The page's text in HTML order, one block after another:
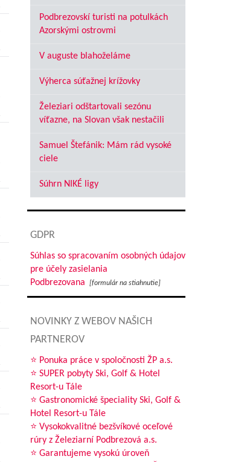
Podbrezovskí turisti na potulkách
Azorskými ostrovmi
V auguste blahoželáme
Výherca súťažnej krížovky
Železiari odštartovali sezónu
víťazne, na Slovan však nestačili
Samuel Štefánik: Mám rád vysoké
ciele
Súhrn NIKÉ ligy
GDPR
Súhlas so spracovaním osobných údajov
pre účely zasielania
Podbrezovana
[formulár na stiahnutie]
NOVINKY Z WEBOV NAŠICH
PARTNEROV
⭐ Ponuka práce v spoločnosti ŽP a.s.
⭐ SUPER pobyty Ski, Golf & Hotel
Resort-u Tále
⭐ Gastronomické špeciality Ski, Golf &
Hotel Resort-u Tále
⭐ Vysokokvalitné bezšvíkové oceľové
rúry z Železiarní Podbrezová a.s.
⭐ Garantujeme vysokú úroveň